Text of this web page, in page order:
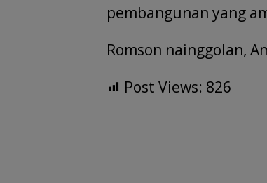
pembangunan yang
Romson nainggolan,
Post Views: 826